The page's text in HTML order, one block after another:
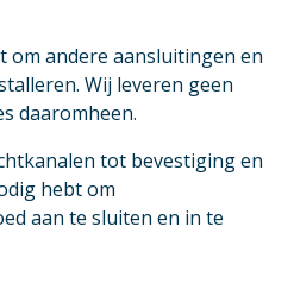
om andere aansluitingen en
Wij leveren geen
daaromheen.
tot bevestiging en
hebt om
aan te sluiten en in te